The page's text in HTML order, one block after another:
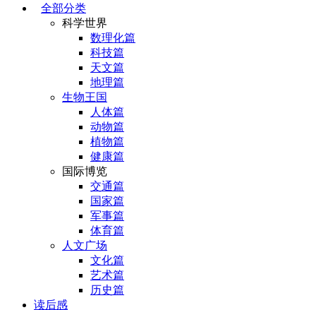
全部分类
科学世界
数理化篇
科技篇
天文篇
地理篇
生物王国
人体篇
动物篇
植物篇
健康篇
国际博览
交通篇
国家篇
军事篇
体育篇
人文广场
文化篇
艺术篇
历史篇
读后感